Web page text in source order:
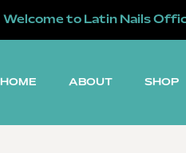
Welcome to Latin Nails
HOME ABOUT SHOP